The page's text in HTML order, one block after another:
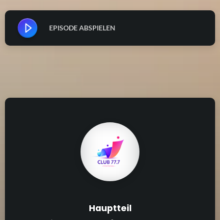
EPISODE ABSPIELEN
Hauptteil